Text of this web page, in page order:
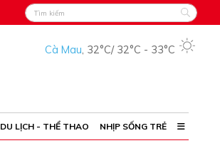
Cà Mau, 32°C/ 32°C - 33°C
DU LỊCH - THỂ THAO NHỊP SỐNG TRẺ